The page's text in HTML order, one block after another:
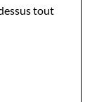
tout